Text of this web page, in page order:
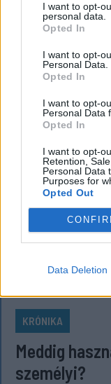
I want to opt-
personal data.
Opted In
I want to opt-
Personal Data.
Opted In
I want to opt-
Personal Data
Opted In
I want to opt-
Retention,
Personal Data
Purposes for
Opted Out
Data Deletion
Feszt
kiváltó
KRÓNIKA
Meddig
személyi?